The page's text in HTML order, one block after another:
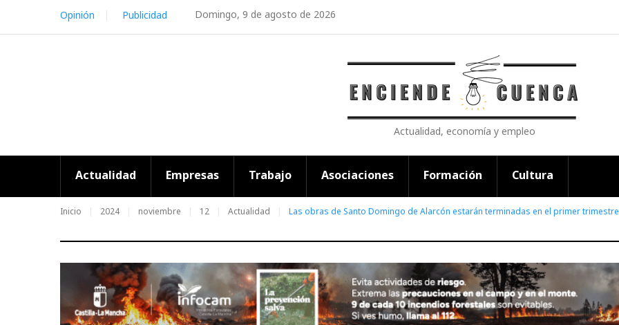
content
Domingo, 9 de agosto de 2026
Opinión Publicidad
Actualidad, economía y empleo
Actualidad Empresas Trabajo Asociaciones Formación Cultura
Inicio 2024 noviembre 12 Actualidad Las obras de Santo Domingo de Alarcón estarán terminadas en el primer